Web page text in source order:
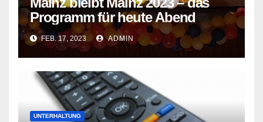
Programm für heute Abend
FEB. 17, 2023 ADMIN
UNTERHALTUNG